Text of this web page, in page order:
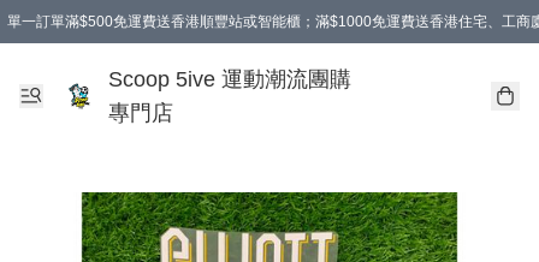
單一訂單滿$500免運費送香港順豐站或智能櫃；滿$1000免運費送香港住宅、工商
Scoop 5ive 運動潮流團購
專門店